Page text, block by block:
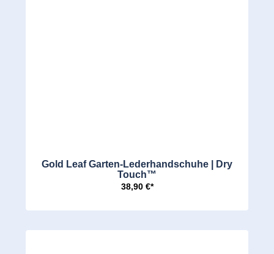
Gold Leaf Garten-Lederhandschuhe | Dry
Touch™
38,90 €*